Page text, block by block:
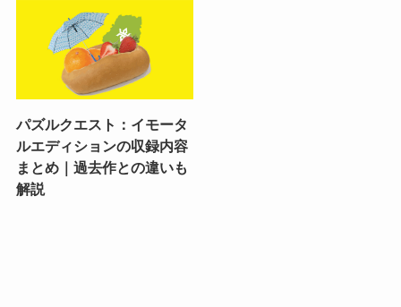
パズルクエスト：イモータ
ルエディションの収録内容
まとめ｜過去作との違いも
解説